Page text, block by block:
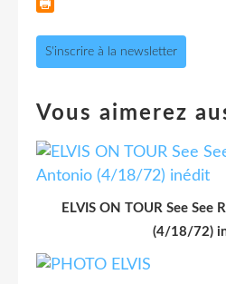
S'inscrire à la newsletter
Vous aimerez
ELVIS ON TOUR See See
(4/18/72)